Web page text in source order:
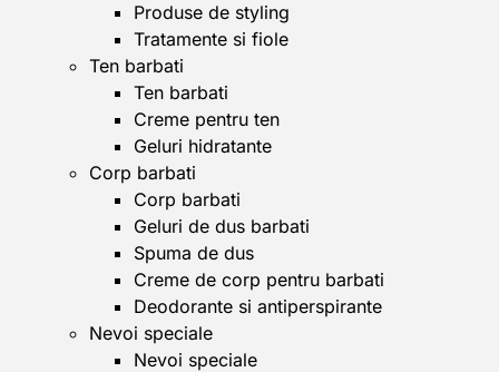
Produse de styling
Tratamente si fiole
Ten barbati
Ten barbati
Creme pentru ten
Geluri hidratante
Corp barbati
Corp barbati
Geluri de dus barbati
Spuma de dus
Creme de corp pentru barbati
Deodorante si antiperspirante
Nevoi speciale
Nevoi speciale